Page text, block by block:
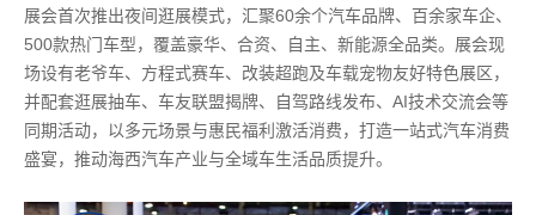
展会首次推出夜间逛展模式，汇聚60余个汽车品牌、百余家车企、
500款热门车型，覆盖豪华、合资、自主、新能源全品类。展会现
场设有老爷车、方程式赛车、改装超跑及车载宠物友好特色展区，
并配套逛展抽车、车友联盟揭牌、自驾路线发布、AI技术交流会等
同期活动，以多元场景与惠民福利激活消费，打造一站式汽车消费
盛宴，推动海西汽车产业与全域车生活品质提升。